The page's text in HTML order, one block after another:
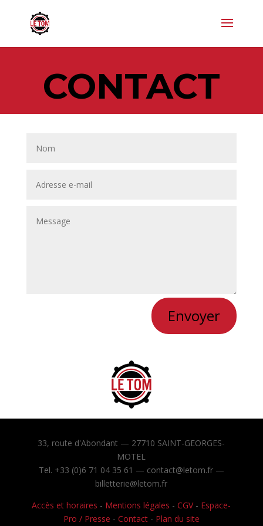
CONTACT
Envoyer
33, route d'Abondant — 27710 SAINT-GEORGES-
MOTEL
Tel. +33 (0)6 71 04 35 61 — contact@letom.fr —
billetterie@letom.fr
Accès et horaires - Mentions légales -CGV- Espace-
Pro / Presse - Contact- Plan du site